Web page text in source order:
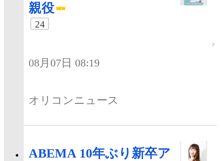
親役
24
08月07日 08:19
オリコンニュース
ABEMA 10年ぶり新卒ア